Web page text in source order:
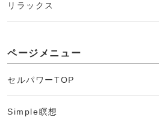
リラックス
ページメニュー
セルパワーTOP
Simple瞑想